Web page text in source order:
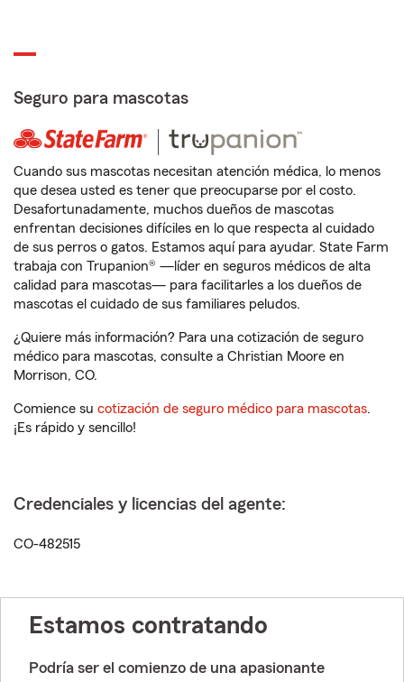
Seguro para mascotas
Cuando sus mascotas necesitan atención médica, lo menos
que desea usted es tener que preocuparse por el costo.
Desafortunadamente, muchos dueños de mascotas
enfrentan decisiones difíciles en lo que respecta al cuidado
de sus perros o gatos. Estamos aquí para ayudar. State Farm
trabaja con Trupanion® —líder en seguros médicos de alta
calidad para mascotas— para facilitarles a los dueños de
mascotas el cuidado de sus familiares peludos.
¿Quiere más información? Para una cotización de seguro
médico para mascotas, consulte a Christian Moore en
Morrison, CO.
Comience su cotización de seguro médico para mascotas.
¡Es rápido y sencillo!
Credenciales y licencias del agente:
CO-482515
Estamos contratando
Podría ser el comienzo de una apasionante